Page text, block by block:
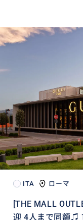
ITA ローマ
[THE MALL
迎 4人まで同額